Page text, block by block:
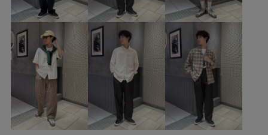
summerlook_frenchlinen Tシャツ インソール
シャツ シンプル ジャージ スウェット
スタイリッシュ スリッポン セーター トレンド
ニット フィット感 ミニマル
ロゴプリント 上品 光沢感 別注アイテム
動きやすい 定番 快適 快適なはき心地 機能的